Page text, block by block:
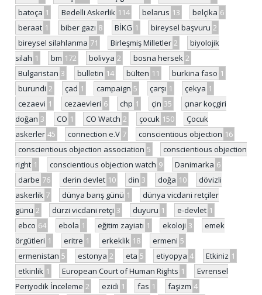
batoça 1 Bedelli Askerlik 114 belarus 13 belçika 6
beraat 1 biber gazı 8 BİKG 1 bireysel başvuru 2
bireysel silahlanma 71 Birleşmiş Milletler 2
biyolojik
silah 1 bm 172 bolivya 2 bosna hersek 2
Bulgaristan 3 bulletin 14 bülten 11 burkina faso 1
burundi 2 çad 1 campaign 5 çarşı 1 çekya 1
cezaevi 1 cezaevleri 6 chp 1 çin 35
çınar koçgiri
doğan 3 CO 1 CO Watch 2 çocuk 150
Çocuk
askerler 45 connection e.V 7 conscientious objection 16
conscientious objection association 5
conscientious objection
right 1 conscientious objection watch 9 Danimarka 6
darbe 76 derin devlet 10 din 3 doğa 10
dövizli
askerlik 7 dünya barış günü 1
dünya vicdani retçiler
günü 2 dürzi vicdani retçi 3 duyuru 1 e-devlet 1
ebco 64 ebola 1 eğitim zayiatı 1 ekoloji 3
emek
örgütleri 1 eritre 1 erkeklik 18 ermeni 5
ermenistan 5 estonya 2 eta 5 etiyopya 4 Etkiniz 1
etkinlik 1 European Court of Human Rights 1
Evrensel
Periyodik İnceleme 2 ezidi 1 fas 1 faşizm 4